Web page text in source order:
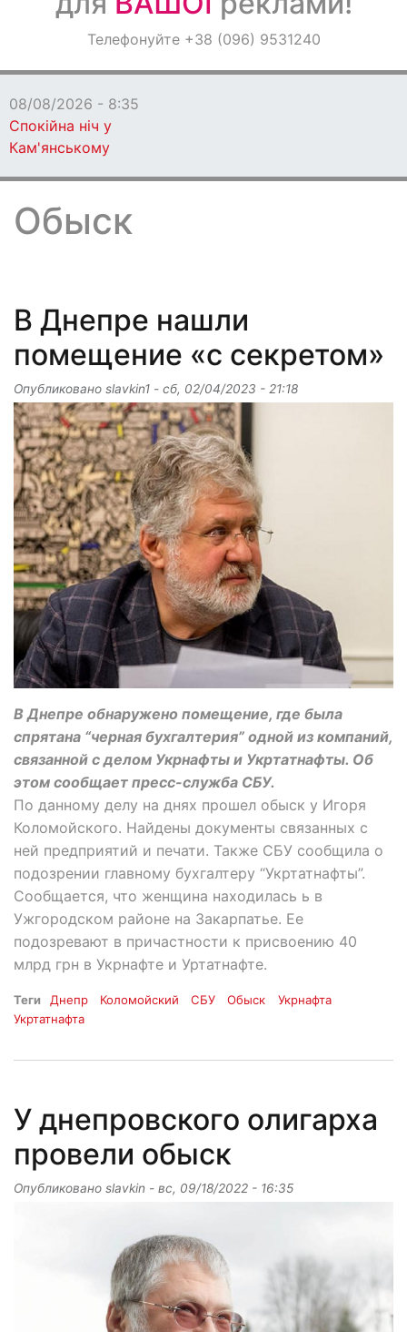
ОголошенняТелефонуйте +38 (096) 9531240
08/08/2026 - 7:00
вразила зізнанням про стан здоров'я
Обыск
В Днепре нашли
помещение «с секретом»
Опубликовано slavkin1 - сб, 02/04/2023 - 21:18
В Днепре обнаружено помещение, где была
спрятана “черная бухгалтерия” одной из компаний,
связанной с делом Укрнафты и Укртатнафты. Об
этом сообщает пресс-служба СБУ.
По данному делу на днях прошел обыск у Игоря
Коломойского. Найдены документы связанных с
ней предприятий и печати. Также СБУ сообщила о
подозрении главному бухгалтеру “Укртатнафты”.
Сообщается, что женщина находилась ь в
Ужгородском районе на Закарпатье. Ее
подозревают в причастности к присвоению 40
млрд грн в Укрнафте и Уртатнафте.
Теги Днепр Коломойский СБУ Обыск
Укрнафта
Укртатнафта
У днепровского олигарха
провели обыск
Опубликовано slavkin - вс, 09/18/2022 - 16:35